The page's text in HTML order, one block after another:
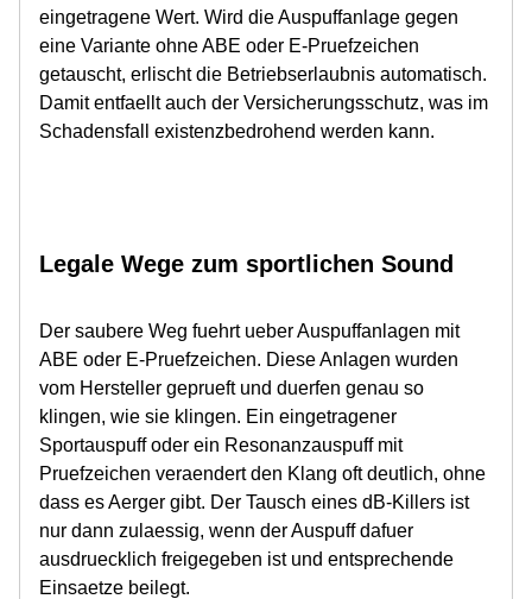
eingetragene Wert. Wird die Auspuffanlage gegen
eine Variante ohne ABE oder E-Pruefzeichen
getauscht, erlischt die Betriebserlaubnis automatisch.
Damit entfaellt auch der Versicherungsschutz, was im
Schadensfall existenzbedrohend werden kann.
Legale Wege zum sportlichen Sound
Der saubere Weg fuehrt ueber Auspuffanlagen mit
ABE oder E-Pruefzeichen. Diese Anlagen wurden
vom Hersteller geprueft und duerfen genau so
klingen, wie sie klingen. Ein eingetragener
Sportauspuff oder ein Resonanzauspuff mit
Pruefzeichen veraendert den Klang oft deutlich, ohne
dass es Aerger gibt. Der Tausch eines dB-Killers ist
nur dann zulaessig, wenn der Auspuff dafuer
ausdruecklich freigegeben ist und entsprechende
Einsaetze beilegt.